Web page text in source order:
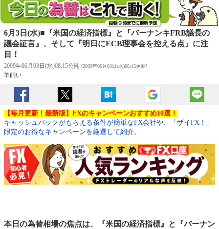
6月3日(水)■『米国の経済指標』と『バーナンキFRB議長の
議会証言』、そして『明日にECB理事会を控える点』に注
目！
2009年06月03日(水)08:15公開 [2009年06月03日(水)08:15更新]
羊飼い
【毎月更新！最新版】FXのキャンペーンおすすめ10選！
キャッシュバックがもらえる条件が簡単なFX会社や、「ザイFX！」
限定のお得なキャンペーンを厳選して紹介。
本日の為替相場の焦点は、『米国の経済指標』と『バーナン